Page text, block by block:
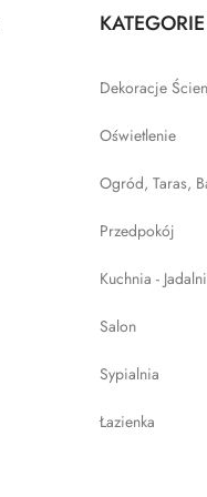
KATEGORIE
Dekoracje
Oświetlenie
Ogród, Taras,
Przedpokój
Kuchnia -
Salon
Sypialnia
Łazienka